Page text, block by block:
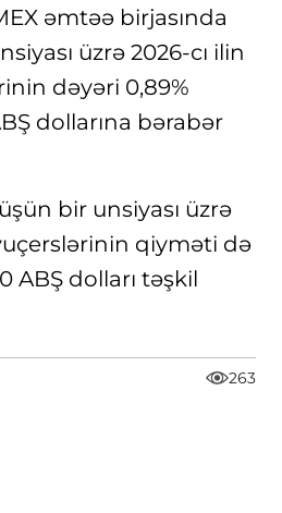
əmtəə birjasında
üzrə 2026-cı ilin
dəyəri 0,89%
dollarına bərabər
bir unsiyası üzrə
qiyməti də
ABŞ dolları təşkil
263